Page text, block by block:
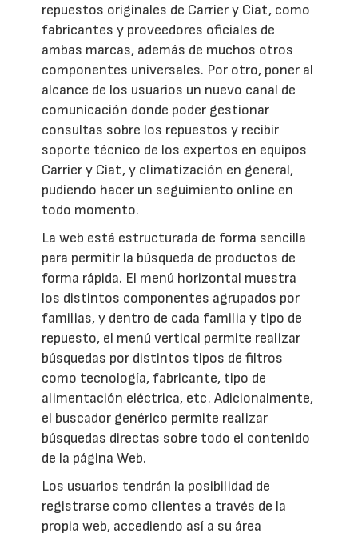
repuestos originales de Carrier y Ciat, como
fabricantes y proveedores oficiales de
ambas marcas, además de muchos otros
componentes universales. Por otro, poner al
alcance de los usuarios un nuevo canal de
comunicación donde poder gestionar
consultas sobre los repuestos y recibir
soporte técnico de los expertos en equipos
Carrier y Ciat, y climatización en general,
pudiendo hacer un seguimiento online en
todo momento.
La web está estructurada de forma sencilla
para permitir la búsqueda de productos de
forma rápida. El menú horizontal muestra
los distintos componentes agrupados por
familias, y dentro de cada familia y tipo de
repuesto, el menú vertical permite realizar
búsquedas por distintos tipos de filtros
como tecnología, fabricante, tipo de
alimentación eléctrica, etc. Adicionalmente,
el buscador genérico permite realizar
búsquedas directas sobre todo el contenido
de la página Web.
Los usuarios tendrán la posibilidad de
registrarse como clientes a través de la
propia web, accediendo así a su área